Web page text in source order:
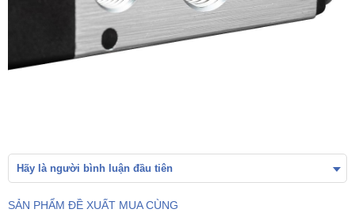
Hãy là người bình luận đầu tiên
SẢN PHẨM ĐỀ XUẤT MUA CÙNG